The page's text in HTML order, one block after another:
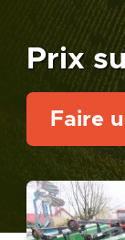
Prix
Faire